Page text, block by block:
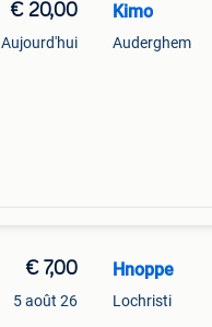
€ 20,00
Aujourd'hui
Kimo
Auderghem
€ 7,00
5 août 26
Hnoppe
Lochristi